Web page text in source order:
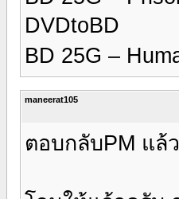
DVDtoBD
BD 25G –
maneerat105
ตอบกลับPM แล้